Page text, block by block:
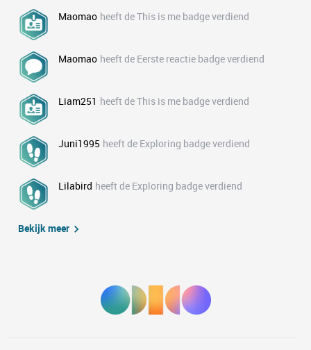
Maomao heeft de This is me badge verdiend
Maomao heeft de Eerste reactie badge verdiend
Liam251 heeft de This is me badge verdiend
Juni1995 heeft de Exploring badge verdiend
Lilabird heeft de Exploring badge verdiend
Bekijk meer